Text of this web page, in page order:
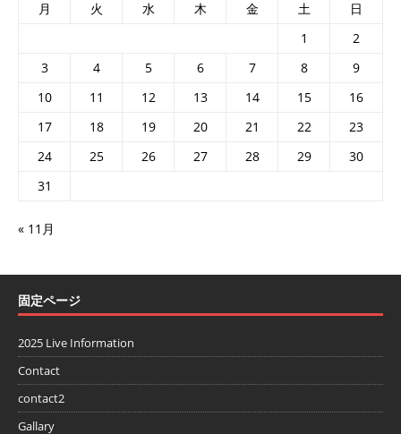
月 火 水 木 金 土
日
1
2
3
4 5 6 7 8
9
10
11 12 13 14 15
16
17
18 19 20 21 22
23
24
25 26 27 28 29
30
31
« 11月
固定ページ
2025 Live Information
Contact
contact2
Gallary